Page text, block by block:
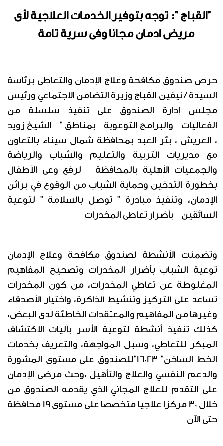
"القباج ": توجه بتوفير الخدمات العلاجية لأى
مريض ادمان مجانا وفى سرية تامة
حرص صندوق مكافحة وعلاج الإدمان والتعاطى برئاسة
السيدة / نيفين القباج وزيرة التضامن الاجتماعي ورئيس
مجلس إدارة الصندوق على تنفيذ سلسلة من
الفعاليات والبرامج التوعوية بمناطق " الشيخ زويد
، العريش ، بئر العبد بمحافظة شمال سيناء بالتعاون
مع مديريات التربية والتعليم والشباب والرياضة
والجمعيات الأهلية بالمحافظة لرفع وعى الأطفال
بخطورة التدخين وحماية الشباب من الوقوع في براثن
الإدمان، وتنفيذ مبادرة " توصل بالسلامة " لتوعية
السائقين بأضرار تعاطى المخدرات
وتضمنت الأنشطة لصندوق مكافحة وعلاج الإدمان
توعية الشباب بأضرار المخدرات وتصحيح المفاهيم
المغلوطة عن تعاطي المخدرات، من كون المخدرات
تساعد على التركيز وتنشيط الذاكرة، واختيار الأصدقاء
وغيرها من المفاهيم والمعتقدات الخاطئة لدى البعض،
كذلك تنفيذ أنشطة لتوعية الأسر بآليات الاكتشاف
المبكر للتعاطي، وسبل المواجهة، والتعريف بخدمات
الخط الساخن" 16023"للصندوق على مستوى المشورة
والدعم النفسي والعلاج والتأهيل ،وحث مرضى الإدمان
على التقدم للعلاج المجاني الذي يقدمه الصندوق من
خلال 30 مركزا علاجيا متخصصا على مستوى 19 محافظة
حتى الآن